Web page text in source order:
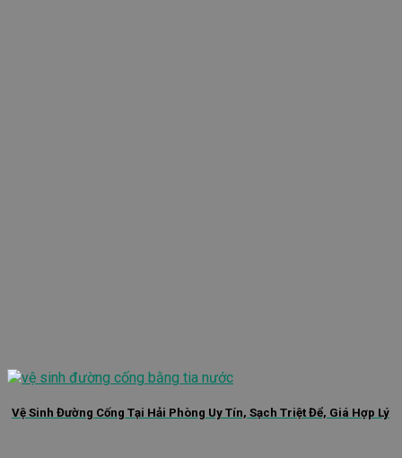
Vệ Sinh Đường Cống Tại Hải Phòng Uy Tín, Sạch Triệt Để, Giá Hợp Lý